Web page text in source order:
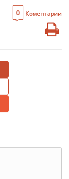
0 Коментарии